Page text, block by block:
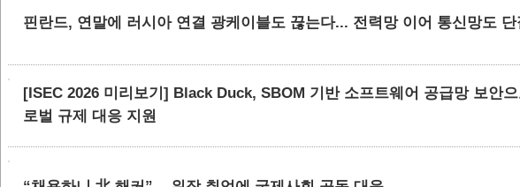
핀란드, 연말에 러시아 연결 광케이블도 끊는다... 전력망 이어 통신망도 단
[ISEC 2026 미리보기] Black Duck, SBOM 기반 소프트웨어 공급망 보안
로벌 규제 대응 지원